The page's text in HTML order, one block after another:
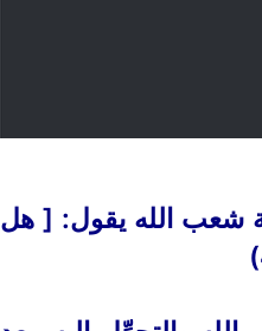
شعب الله يقول: [ هل